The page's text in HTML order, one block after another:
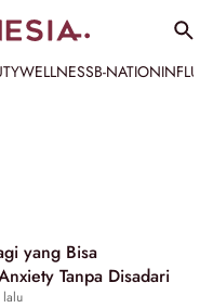
WELLNESSB-NATION
yang Bisa
Tanpa Disadari